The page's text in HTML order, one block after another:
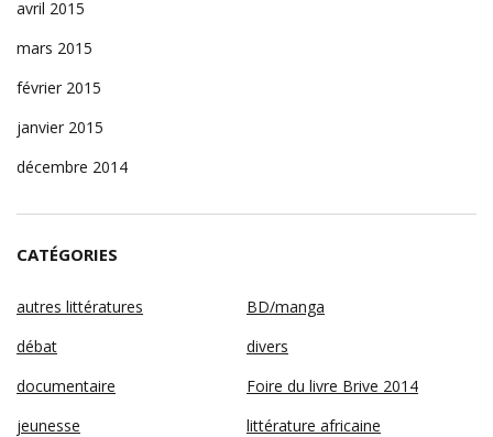
avril 2015
mars 2015
février 2015
janvier 2015
décembre 2014
CATÉGORIES
autres littératures
BD/manga
débat
divers
documentaire
Foire du livre Brive 2014
jeunesse
littérature africaine